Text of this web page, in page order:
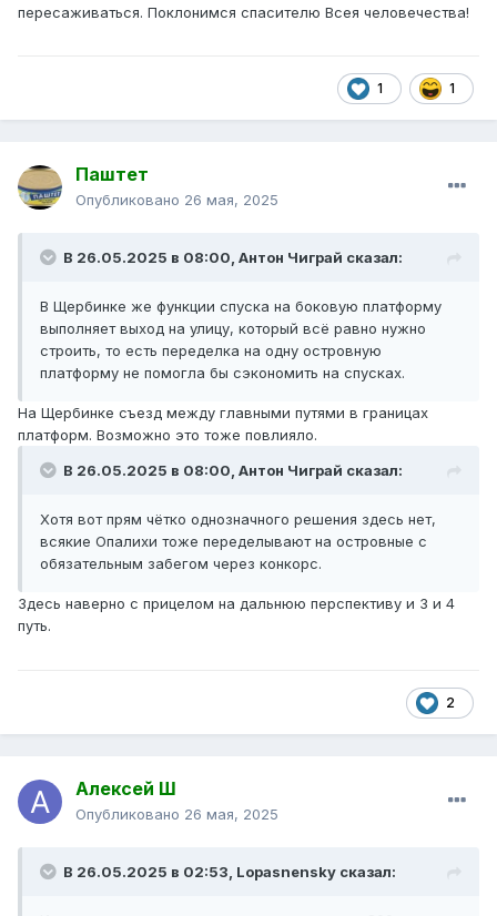
пересаживаться. Поклонимся спасителю Всея человечества!
1 1
Паштет
Опубликовано 26 мая, 2025
В 26.05.2025 в 08:00, Антон Чиграй сказал:
В Щербинке же функции спуска на боковую платформу
выполняет выход на улицу, который всё равно нужно
строить, то есть переделка на одну островную
платформу не помогла бы сэкономить на спусках.
На Щербинке съезд между главными путями в границах
платформ. Возможно это тоже повлияло.
В 26.05.2025 в 08:00, Антон Чиграй сказал:
Хотя вот прям чётко однозначного решения здесь нет,
всякие Опалихи тоже переделывают на островные с
обязательным забегом через конкорс.
Здесь наверно с прицелом на дальнюю перспективу и 3 и 4
путь.
2
Алексей Ш
Опубликовано 26 мая, 2025
В 26.05.2025 в 02:53, Lopasnensky сказал: